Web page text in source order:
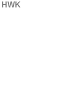
HWK